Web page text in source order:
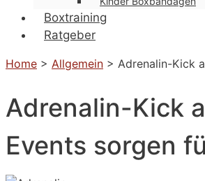
Boxtraining
Ratgeber
Home > Allgemein > Adrenalin-Kick
Adrenalin-Kick
Events sorgen